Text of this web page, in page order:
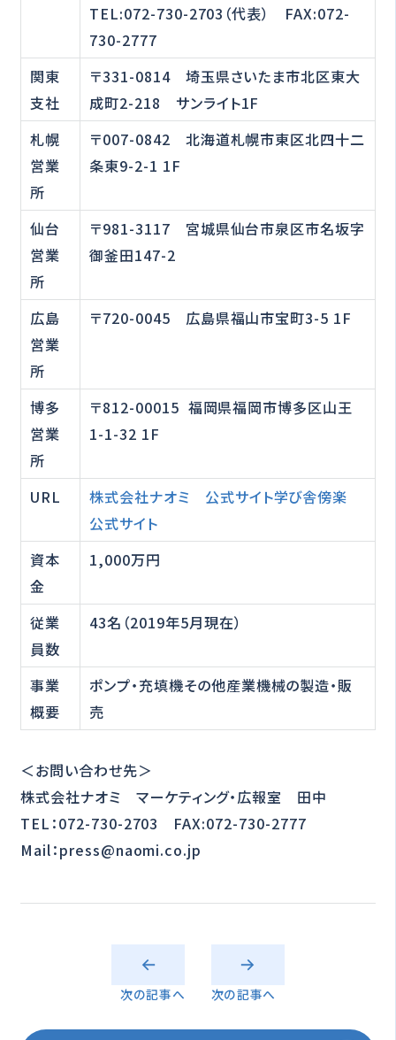
TEL:072-730-2703（代表） FAX:072-
730-2777
関東
支社
〒331-0814 埼玉県さいたま市北区東大
成町2-218 サンライト1F
札幌
営業
所
〒007-0842 北海道札幌市東区北四十二
条東9-2-1 1F
仙台
営業
所
〒981-3117 宮城県仙台市泉区市名坂字
御釜田147-2
広島
営業
所
〒720-0045 広島県福山市宝町3-5 1F
博多
営業
所
〒812-00015 福岡県福岡市博多区山王
1-1-32 1F
URL 株式会社ナオミ 公式サイト学び舎傍楽
公式サイト
資本
金
1,000万円
従業
員数
43名（2019年5月現在）
事業
概要
ポンプ・充填機その他産業機械の製造・販
売
＜お問い合わせ先＞
株式会社ナオミ マーケティング・広報室 田中
TEL：072-730-2703 FAX:072-730-2777
Mail：press@naomi.co.jp
次の記事へ 次の記事へ